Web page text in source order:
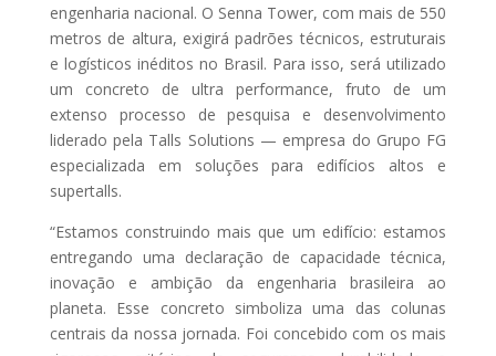
engenharia nacional. O Senna Tower, com mais de 550
metros de altura, exigirá padrões técnicos, estruturais
e logísticos inéditos no Brasil. Para isso, será utilizado
um concreto de ultra performance, fruto de um
extenso processo de pesquisa e desenvolvimento
liderado pela Talls Solutions — empresa do Grupo FG
especializada em soluções para edifícios altos e
supertalls.
“Estamos construindo mais que um edifício: estamos
entregando uma declaração de capacidade técnica,
inovação e ambição da engenharia brasileira ao
planeta. Esse concreto simboliza uma das colunas
centrais da nossa jornada. Foi concebido com os mais